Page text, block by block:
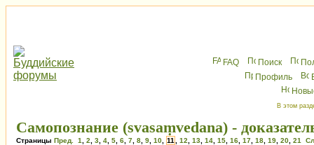
FAQ Поиск
Профиль
В этом
Самопознание (svasaṃvedana) -
Страницы Пред. 1 2 3 4 5 6 7 8 9 10 11 12 13 14 15 16 17 18 19 20 21